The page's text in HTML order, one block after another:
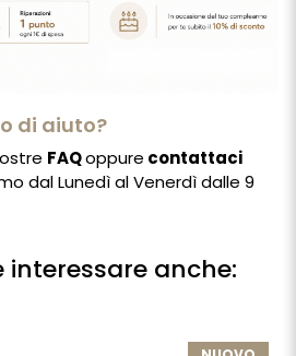
di aiuto?
FAQoppure contattaci
dal Lunedì al Venerdì dalle 9
interessare anche: